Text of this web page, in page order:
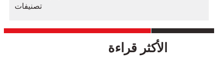
الأكثر قراءة
تصنيفات